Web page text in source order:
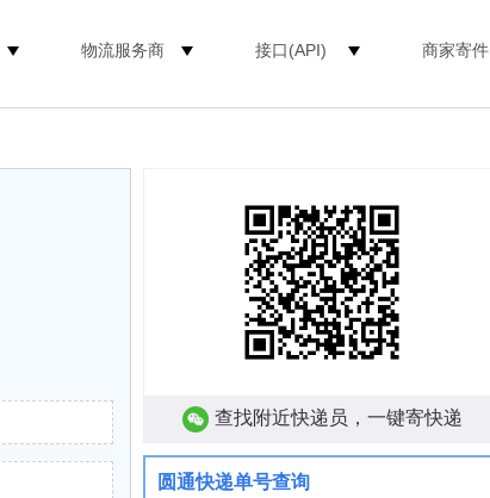
物流服务商 接口(API) 商家寄件
查找附近快递员，一键寄快递
圆通快递单号查询